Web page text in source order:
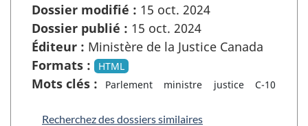
Dossier modifié : 15 oct. 2024
Dossier publié : 15 oct. 2024
Éditeur : Ministère de la Justice Canada
Formats :
HTML
Mots clés : Parlement ministre justice C-10
Recherchez des dossiers similaires